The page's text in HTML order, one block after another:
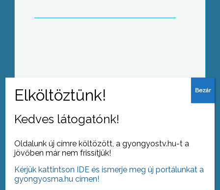
Még mindig csekély az érdeklődés a
Heves megyei Kereskedelmi és
Iparkamara által meghirdetett villamos
energia és földgáz fogyasztó
közösségek csatlakozása iránt
Kedves látogatónk!
Oldalunk új címre költözött, a gyongyostv.hu-t a
jövőben már nem frissítjük!
Kérjük kattintson IDE és ismerje meg új portálunkat a
gyongyosma.hu címen!